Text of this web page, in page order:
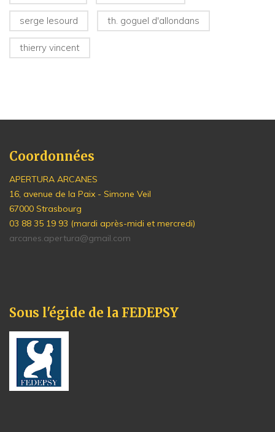
serge lesourd th. goguel d'allondans
thierry vincent
Coordonnées
APERTURA ARCANES
16, avenue de la Paix - Simone Veil
67000 Strasbourg
03 88 35 19 93 (mardi après-midi et mercredi)
arcanes.apertura@gmail.com
Sous l'égide de la FEDEPSY